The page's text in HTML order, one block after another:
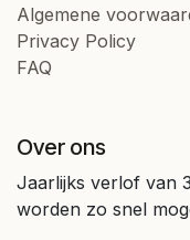
Algemene
Privacy Policy
FAQ
Over ons
Jaarlijks verlof van
worden zo snel